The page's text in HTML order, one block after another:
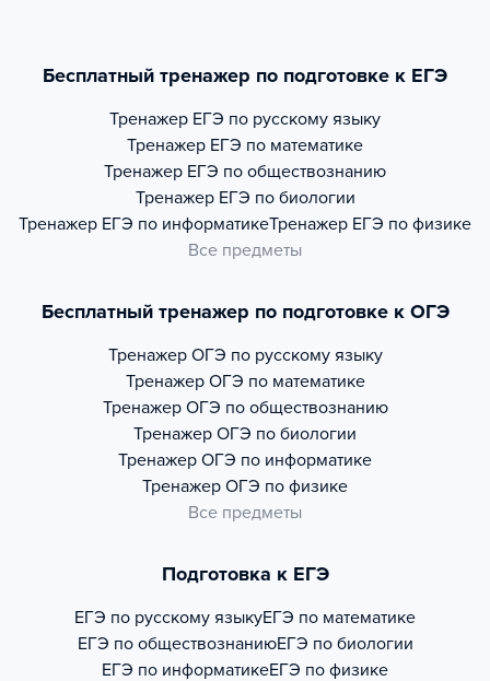
Бесплатный тренажер по подготовке к ЕГЭ
Тренажер ЕГЭ по русскому языку
Тренажер ЕГЭ по математике
Тренажер ЕГЭ по обществознанию
Тренажер ЕГЭ по биологии
Тренажер ЕГЭ по информатикеТренажер ЕГЭ по физике
Все предметы
Бесплатный тренажер по подготовке к ОГЭ
Тренажер ОГЭ по русскому языку
Тренажер ОГЭ по математике
Тренажер ОГЭ по обществознанию
Тренажер ОГЭ по биологии
Тренажер ОГЭ по информатике
Тренажер ОГЭ по физике
Все предметы
Подготовка к ЕГЭ
ЕГЭ по русскому языкуЕГЭ по математике
ЕГЭ по обществознаниюЕГЭ по биологии
ЕГЭ по информатикеЕГЭ по физике